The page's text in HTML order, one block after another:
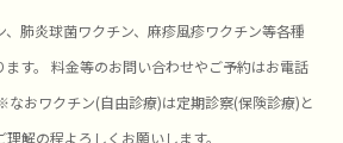
肺炎球菌ワクチン、麻疹風疹ワクチン等各種
ます。 料金等のお問い合わせやご予約はお電話
おワクチン(自由診療)は定期診察(保険診療)と
解の程よろしくお願いします。